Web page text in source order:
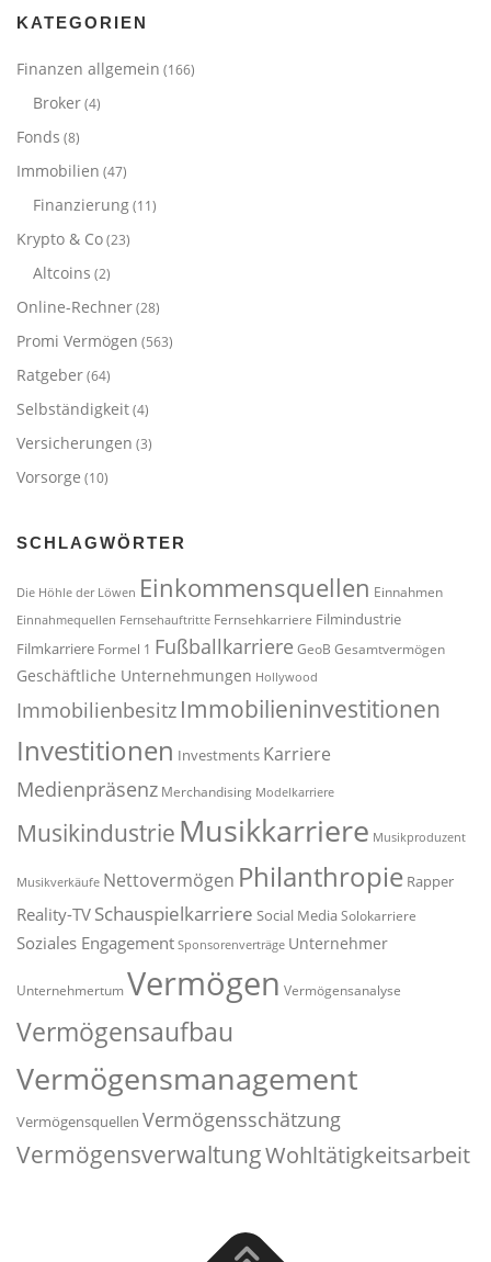
KATEGORIEN
Finanzen allgemein (166)
Broker(4)
Fonds (8)
Immobilien (47)
Finanzierung(11)
Krypto & Co(23)
Altcoins (2)
Online-Rechner(28)
Promi Vermögen (563)
Ratgeber(64)
Selbständigkeit(4)
Versicherungen (3)
Vorsorge (10)
SCHLAGWÖRTER
Die Höhle der Löwen Einkommensquellen Einnahmen
Einnahmequellen Fernsehauftritte Fernsehkarriere Filmindustrie
Filmkarriere Formel 1 Fußballkarriere GeoB Gesamtvermögen
Geschäftliche Unternehmungen Hollywood
Immobilienbesitz Immobilieninvestitionen
Investitionen Investments Karriere
Medienpräsenz Merchandising Modelkarriere
Musikindustrie Musikkarriere Musikproduzent
Musikverkäufe Nettovermögen Philanthropie Rapper
Reality-TV Schauspielkarriere Social MediaSolokarriere
Soziales Engagement Sponsorenverträge Unternehmer
UnternehmertumVermögen Vermögensanalyse
Vermögensaufbau
Vermögensmanagement
Vermögensquellen Vermögensschätzung
VermögensverwaltungWohltätigkeitsarbeit